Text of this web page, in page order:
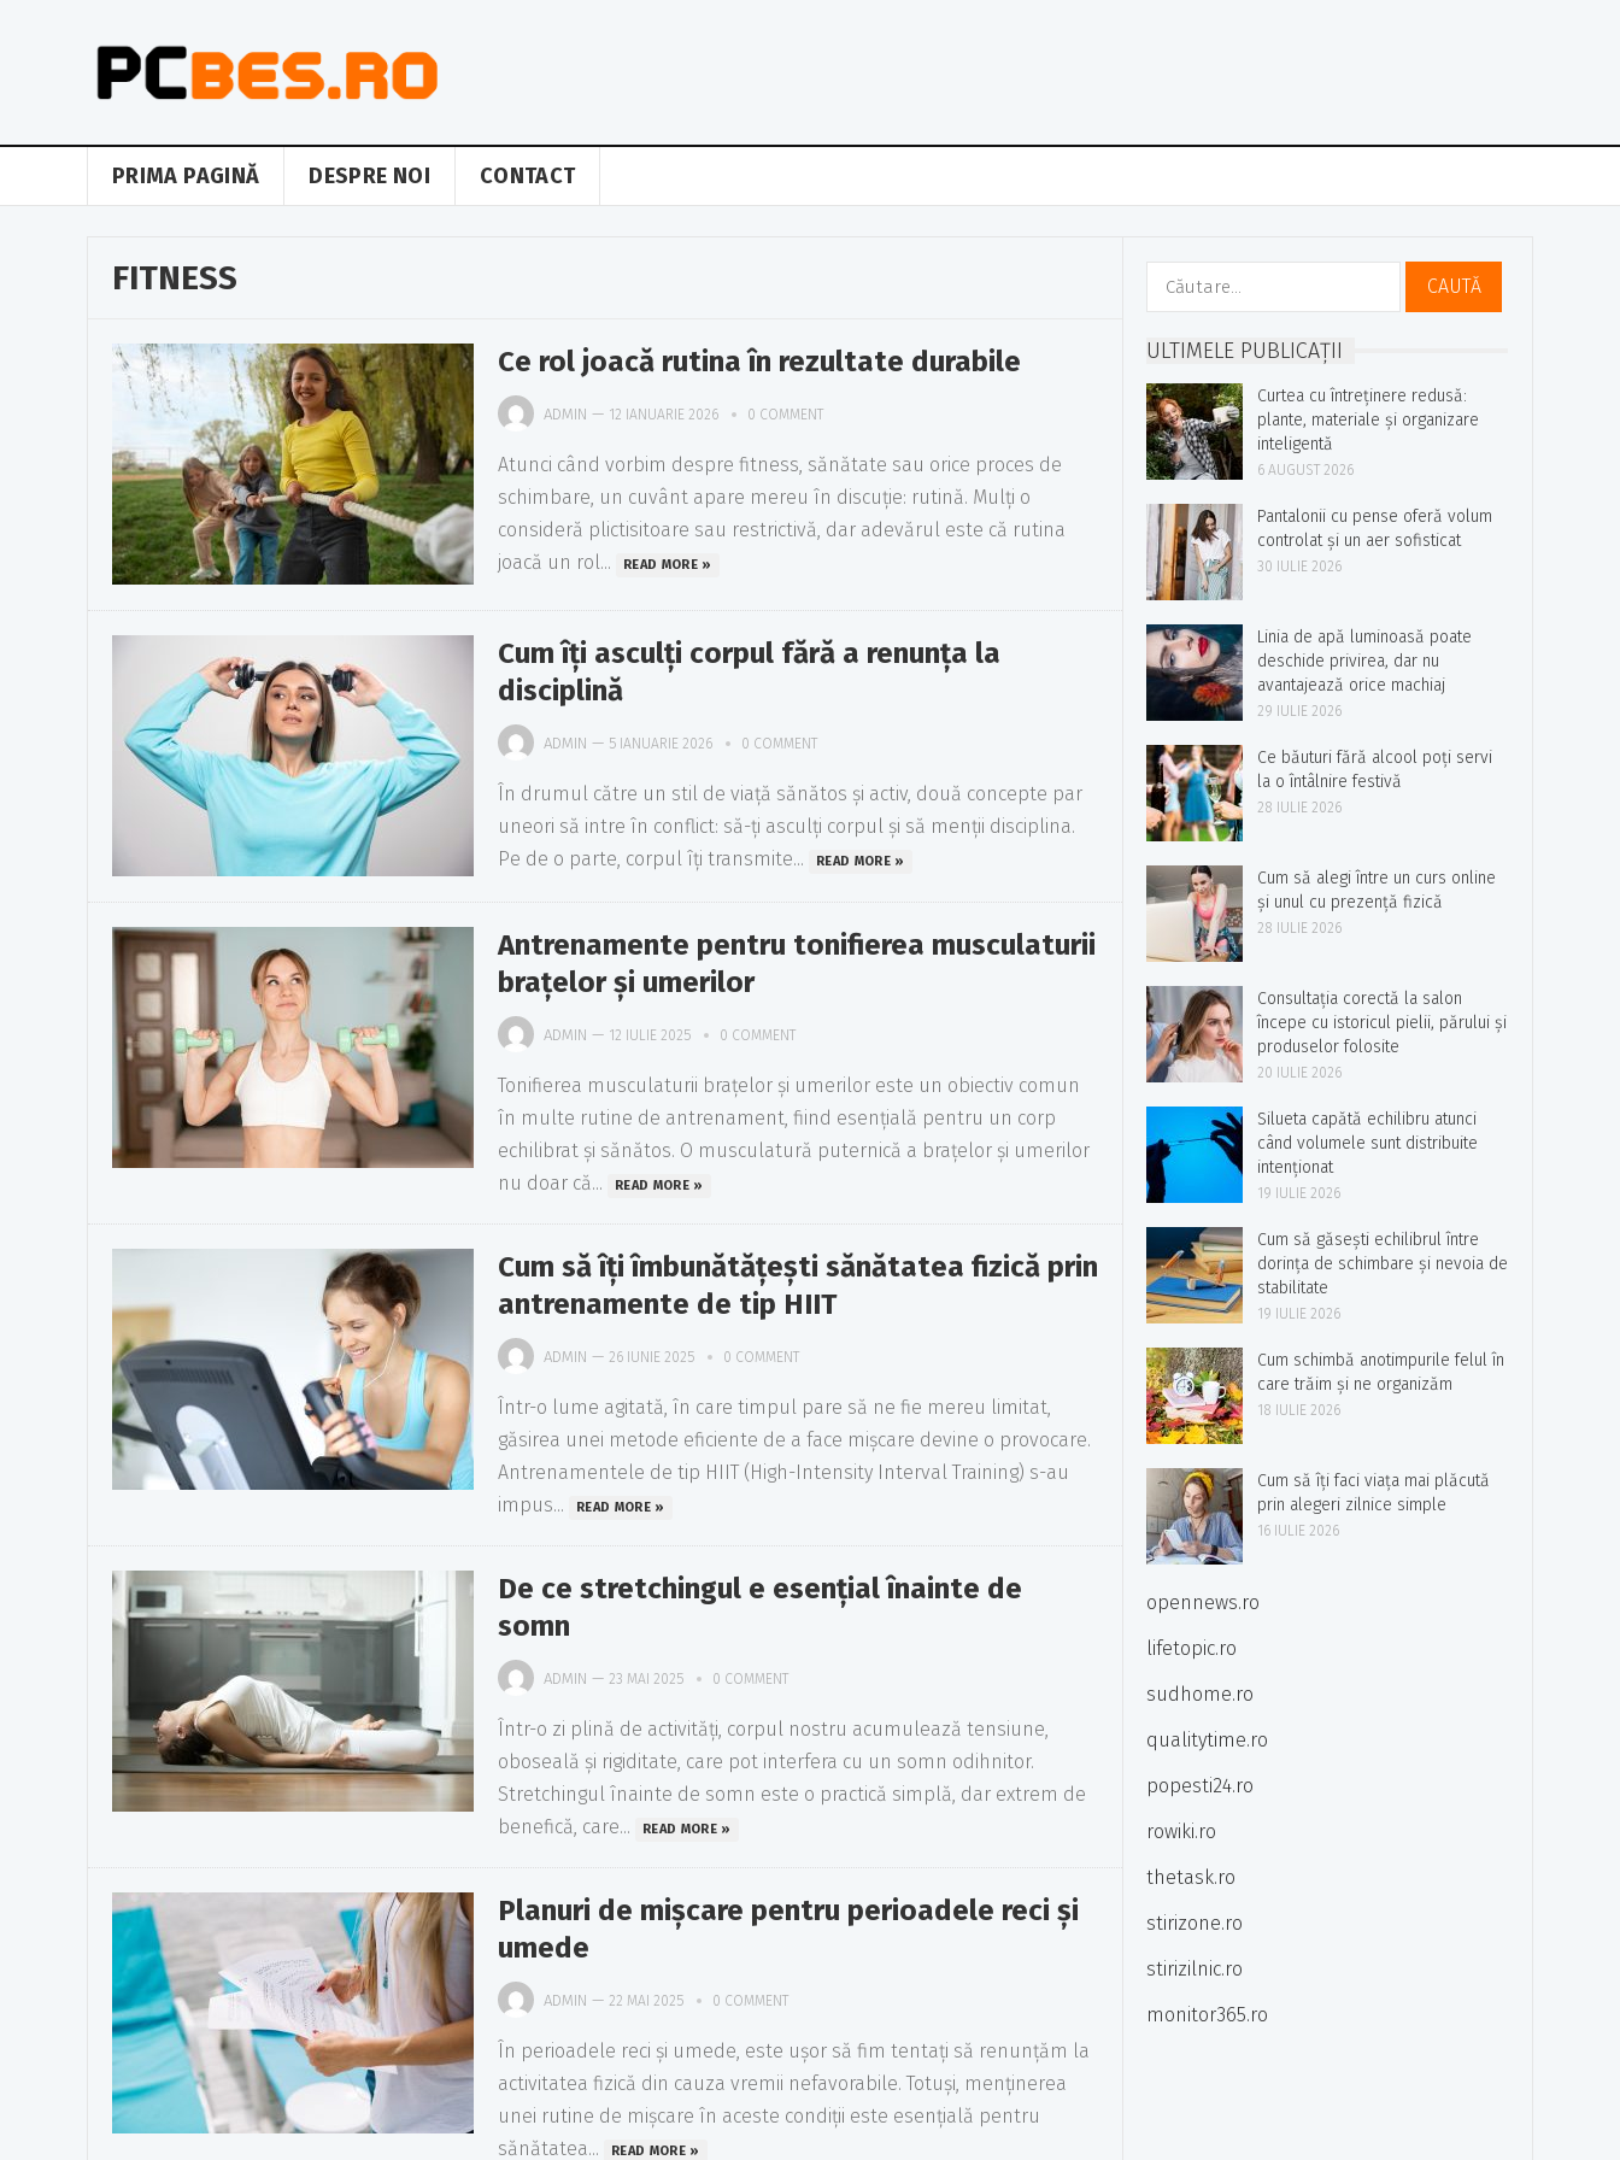
PRIMA PAGINĂ DESPRE NOI CONTACT
FITNESS
Ce rol joacă rutina în rezultate durabile
ADMIN — 12 IANUARIE 2026 0 COMMENT
Atunci când vorbim despre fitness, sănătate sau orice proces de
schimbare, un cuvânt apare mereu în discuție: rutină. Mulți o
consideră plictisitoare sau restrictivă, dar adevărul este că rutina
joacă un rol...
READ MORE »
Cum îți asculți corpul fără a renunța la
disciplină
ADMIN — 5 IANUARIE 2026 0 COMMENT
În drumul către un stil de viață sănătos și activ, două concepte par
uneori să intre în conflict: să-ți asculți corpul și să menții disciplina.
Pe de o parte, corpul îți transmite...
READ MORE »
Antrenamente pentru tonifierea musculaturii
brațelor și umerilor
ADMIN — 12 IULIE 2025 0 COMMENT
Tonifierea musculaturii brațelor și umerilor este un obiectiv comun
în multe rutine de antrenament, fiind esențială pentru un corp
echilibrat și sănătos. O musculatură puternică a brațelor și umerilor
nu doar că...
READ MORE »
Cum să îți îmbunătățești sănătatea fizică prin
antrenamente de tip HIIT
ADMIN — 26 IUNIE 2025 0 COMMENT
Într-o lume agitată, în care timpul pare să ne fie mereu limitat,
găsirea unei metode eficiente de a face mișcare devine o provocare.
Antrenamentele de tip HIIT (High-Intensity Interval Training) s-au
impus...
READ MORE »
De ce stretchingul e esențial înainte de
somn
ADMIN — 23 MAI 2025 0 COMMENT
Într-o zi plină de activități, corpul nostru acumulează tensiune,
oboseală și rigiditate, care pot interfera cu un somn odihnitor.
Stretchingul înainte de somn este o practică simplă, dar extrem de
benefică, care...
READ MORE »
Planuri de mișcare pentru perioadele reci și
umede
ADMIN — 22 MAI 2025 0 COMMENT
În perioadele reci și umede, este ușor să fim tentați să renunțăm la
activitatea fizică din cauza vremii nefavorabile. Totuși, menținerea
unei rutine de mișcare în aceste condiții este esențială pentru
sănătatea...
READ MORE »
Caută
după:
ULTIMELE PUBLICAȚII
Curtea cu întreținere redusă:
plante, materiale și organizare
inteligentă
6 AUGUST 2026
Pantalonii cu pense oferă volum
controlat și un aer sofisticat
30 IULIE 2026
Linia de apă luminoasă poate
deschide privirea, dar nu
avantajează orice machiaj
29 IULIE 2026
Ce băuturi fără alcool poți servi
la o întâlnire festivă
28 IULIE 2026
Cum să alegi între un curs online
și unul cu prezență fizică
28 IULIE 2026
Consultația corectă la salon
începe cu istoricul pielii, părului și
produselor folosite
20 IULIE 2026
Silueta capătă echilibru atunci
când volumele sunt distribuite
intenționat
19 IULIE 2026
Cum să găsești echilibrul între
dorința de schimbare și nevoia de
stabilitate
19 IULIE 2026
Cum schimbă anotimpurile felul în
care trăim și ne organizăm
18 IULIE 2026
Cum să îți faci viața mai plăcută
prin alegeri zilnice simple
16 IULIE 2026
opennews.ro
lifetopic.ro
sudhome.ro
qualitytime.ro
popesti24.ro
rowiki.ro
thetask.ro
stirizone.ro
stirizilnic.ro
monitor365.ro